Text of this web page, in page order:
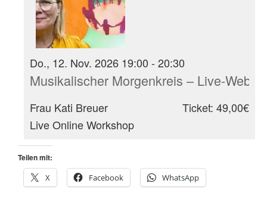
Do., 12. Nov. 2026 19:00 - 20:30
Musikalischer Morgenkreis – Live-
Frau Kati Breuer
Live Online Workshop
Ticket: 49,00€
Teilen mit:
X
Facebook WhatsApp